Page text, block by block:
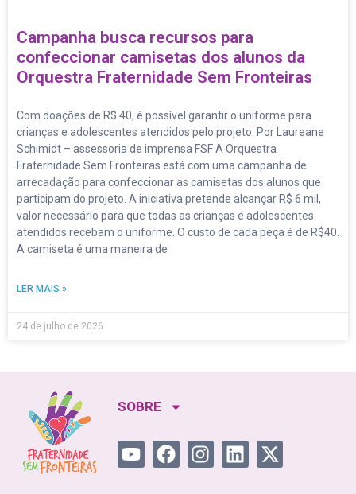
Campanha busca recursos para
confeccionar camisetas dos alunos da
Orquestra Fraternidade Sem Fronteiras
Com doações de R$ 40, é possível garantir o uniforme para
crianças e adolescentes atendidos pelo projeto. Por Laureane
Schimidt – assessoria de imprensa FSF A Orquestra
Fraternidade Sem Fronteiras está com uma campanha de
arrecadação para confeccionar as camisetas dos alunos que
participam do projeto. A iniciativa pretende alcançar R$ 6 mil,
valor necessário para que todas as crianças e adolescentes
atendidos recebam o uniforme. O custo de cada peça é de R$40.
A camiseta é uma maneira de
LER MAIS »
24 de julho de 2026
SOBRE